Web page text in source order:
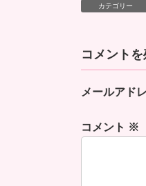
カテゴリー
コメント
メールアド
コメント ※